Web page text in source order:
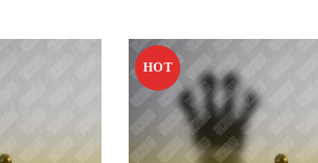
HOT